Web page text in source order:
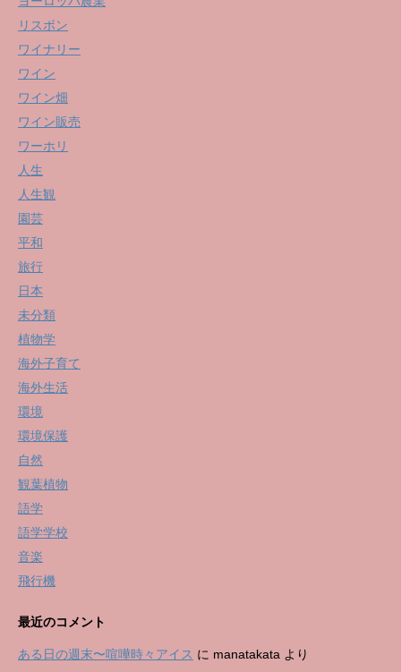
リスボン
ワイナリー
ワイン
ワイン畑
ワイン販売
ワーホリ
人生
人生観
園芸
平和
旅行
日本
未分類
植物学
海外子育て
海外生活
環境
環境保護
自然
観葉植物
語学
語学学校
音楽
飛行機
最近のコメント
ある日の週末〜喧嘩時々アイス に manatakata より